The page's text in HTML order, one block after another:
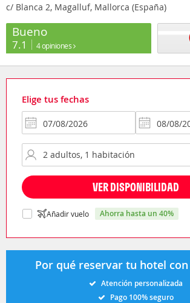
c/ Blanca 2, Magalluf, Mallorca (España)
Bueno
7.1 4 opiniones
Elige tus fechas
VER DISPONIBILIDAD
Añadir vuelo ahorra hasta un 40%
Por qué reservar tu hotel
Atención personalizada
Pago 100% seguro